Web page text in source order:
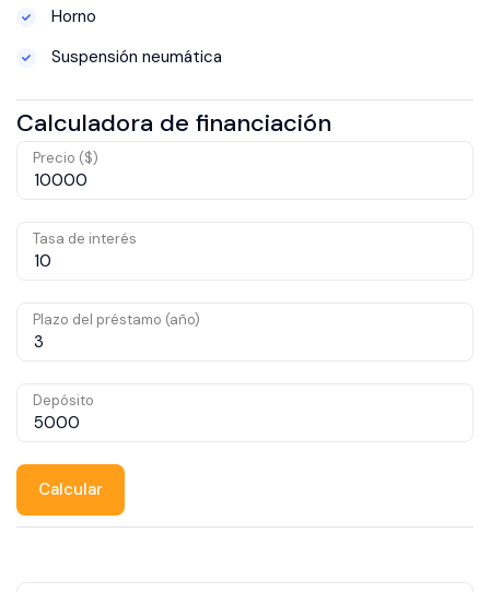
Horno
Suspensión neumática
Calculadora de financiación
Precio ($)
Tasa de interés
Plazo del préstamo (año)
Depósito
Calcular